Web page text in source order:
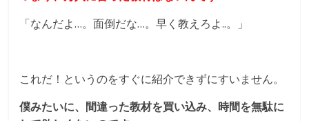
「なんだよ…。面倒だな…。早く教えろよ..。」
これだ！というのをすぐに紹介できずにすいません。
僕みたいに、間違った教材を買い込み、時間を無駄に